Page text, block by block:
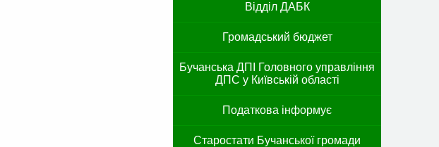
Відділ ДАБК
Громадський бюджет
Бучанська ДПІ Головного управління
ДПС у Київській області
Податкова інформує
Старостати Бучанської громади